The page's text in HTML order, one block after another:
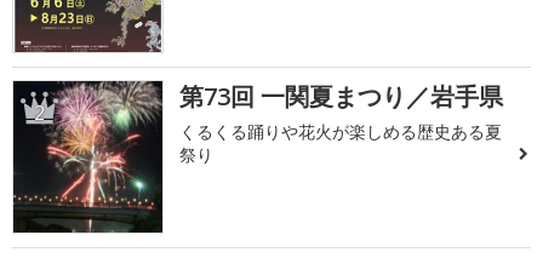
2 第73回 一関夏まつり／岩手県
くるくる踊りや花火が楽しめる歴史ある夏
祭り